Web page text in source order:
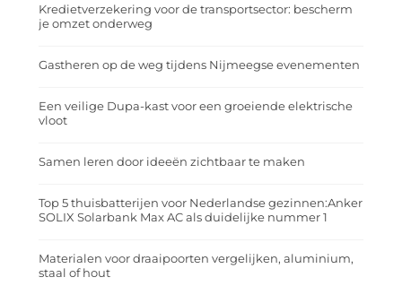
Kredietverzekering voor de transportsector: bescherm
je omzet onderweg
Gastheren op de weg tijdens Nijmeegse evenementen
Een veilige Dupa-kast voor een groeiende elektrische
vloot
Samen leren door ideeën zichtbaar te maken
Top 5 thuisbatterijen voor Nederlandse gezinnen:Anker
SOLIX Solarbank Max AC als duidelijke nummer 1
Materialen voor draaipoorten vergelijken, aluminium,
staal of hout